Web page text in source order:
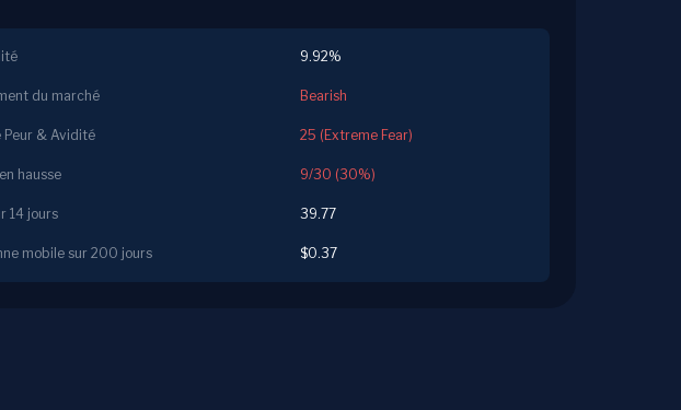
9.92%
du marché Bearish
Peur & Avidité 25 (Extreme Fear)
hausse 9/30 (30%)
14 jours 39.77
mobile sur 200 jours $0.37